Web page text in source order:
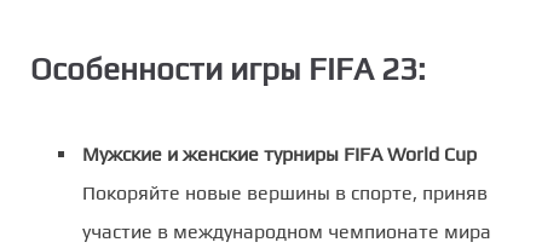
Особенности игры FIFA 23:
Мужские и женские турниры FIFA World Cup
Покоряйте новые вершины в спорте, приняв
участие в международном чемпионате мира